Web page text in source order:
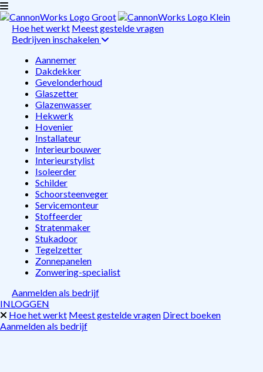
Hoe het werkt Meest gestelde vragen
Bedrijven inschakelen
Aannemer
Dakdekker
Gevelonderhoud
Glaszetter
Glazenwasser
Hekwerk
Hovenier
Installateur
Interieurbouwer
Interieurstylist
Isoleerder
Schilder
Schoorsteenveger
Servicemonteur
Stoffeerder
Stratenmaker
Stukadoor
Tegelzetter
Zonnepanelen
Zonwering-specialist
Aanmelden als bedrijf
INLOGGEN
Hoe het werkt Meest gestelde vragen Direct boeken
Aanmelden als bedrijf